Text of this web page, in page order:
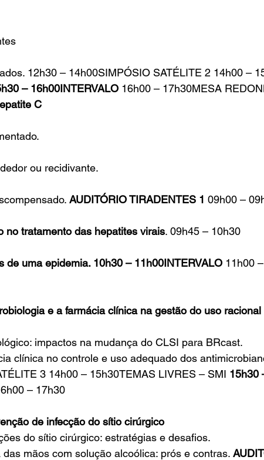
12h30 – 14h00SIMPÓSIO SATÉLITE 2 14h00 –
– 16h00INTERVALO 16h00 – 17h30MESA
C
ou recidivante.
AUDITÓRIO TIRADENTES 1 09h00 –
no tratamento das hepatites virais. 09h45 – 10h30
de uma epidemia. 10h30 – 11h00INTERVALO 11h00
e a farmácia clínica na gestão do uso racional
impactos na mudança do CLSI para BRcast.
clínica no controle e uso adequado dos
3 14h00 – 15h30TEMAS LIVRES – SMI 15h30
– 17h30
de infecção do sítio cirúrgico
do sítio cirúrgico: estratégias e desafios.
mãos com solução alcoólica: prós e contras.